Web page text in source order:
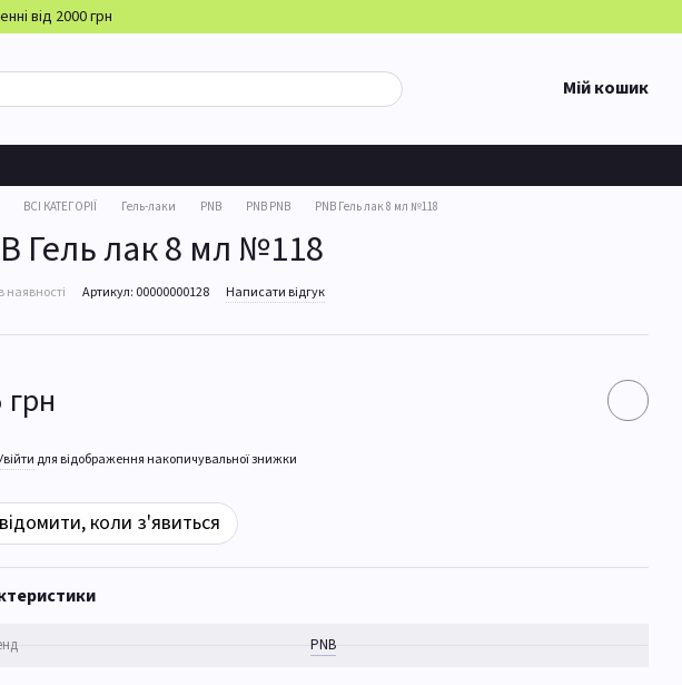
від 2000 грн
Мій кошик
ВСІ КАТЕГОРІЇ Гель-лаки PNB PNB PNB PNB Гель лак 8 мл №118
Гель лак 8 мл №118
наявності Артикул: 00000000128 Написати відгук
грн
для відображення накопичувальної знижки
коли з'явиться
PNB